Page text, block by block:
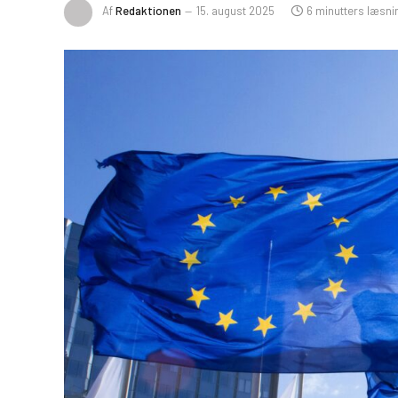
AfRedaktionen 15. august 2025 6 minutters